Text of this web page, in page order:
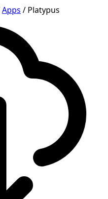
Apps / Platypus